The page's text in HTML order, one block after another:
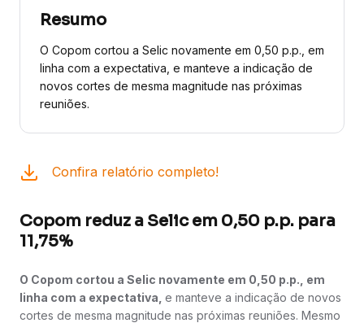
Resumo
O Copom cortou a Selic novamente em 0,50 p.p., em
linha com a expectativa, e manteve a indicação de
novos cortes de mesma magnitude nas próximas
reuniões.
Confira relatório completo!
Copom reduz a Selic em 0,50 p.p. para
11,75%
O Copom cortou a Selic novamente em 0,50 p.p., em
linha com a expectativa, e manteve a indicação de novos
cortes de mesma magnitude nas próximas reuniões. Mesmo